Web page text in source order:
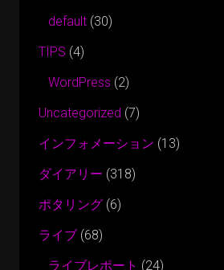
default (30)
TIPS (4)
WordPress (2)
Uncategorized (7)
インフォメーション (13)
ダイアリー (318)
ポタリング (6)
ライブ (68)
ライブレポート (24)